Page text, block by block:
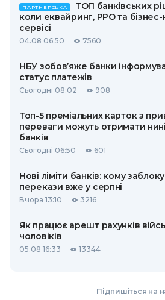
ПАРТНЕРСЬКА
ТОП банківських
коли еквайринг, РРО та
сервісі
04.08 06:50 7560
НБУ зобов’яже банки
статус платежів
Сьогодні 08:02 908
Топ-5 преміальних карток з
переваги можуть отримати
банків
Сьогодні 06:50 601
Нові ліміти банків: кому
перекази вже у серпні
Вчора 13:10 3216
Як працює арешт рахунків
чоловіків
05.08 16:33 13344
Підпишіться на